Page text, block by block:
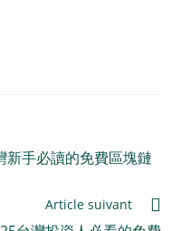
新手必讀的免費區塊鏈
Article suivant